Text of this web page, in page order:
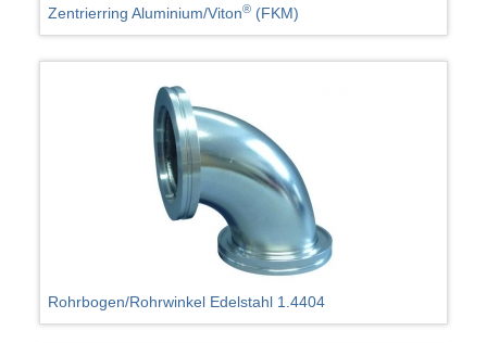
Zentrierring Aluminium/Viton® (FKM)
Rohrbogen/Rohrwinkel Edelstahl 1.4404